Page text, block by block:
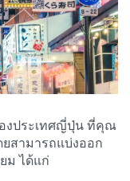
งประเทศญี่ปุ่น ที่คุณ
ยสามารถแบ่งออก
ม ได้แก่